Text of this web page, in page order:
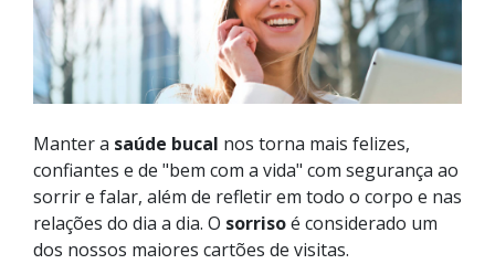
Manter a saúde bucal nos torna mais felizes,
confiantes e de "bem com a vida" com segurança ao
sorrir e falar, além de refletir em todo o corpo e nas
relações do dia a dia. O sorrisoé considerado um
dos nossos maiores cartões de visitas.